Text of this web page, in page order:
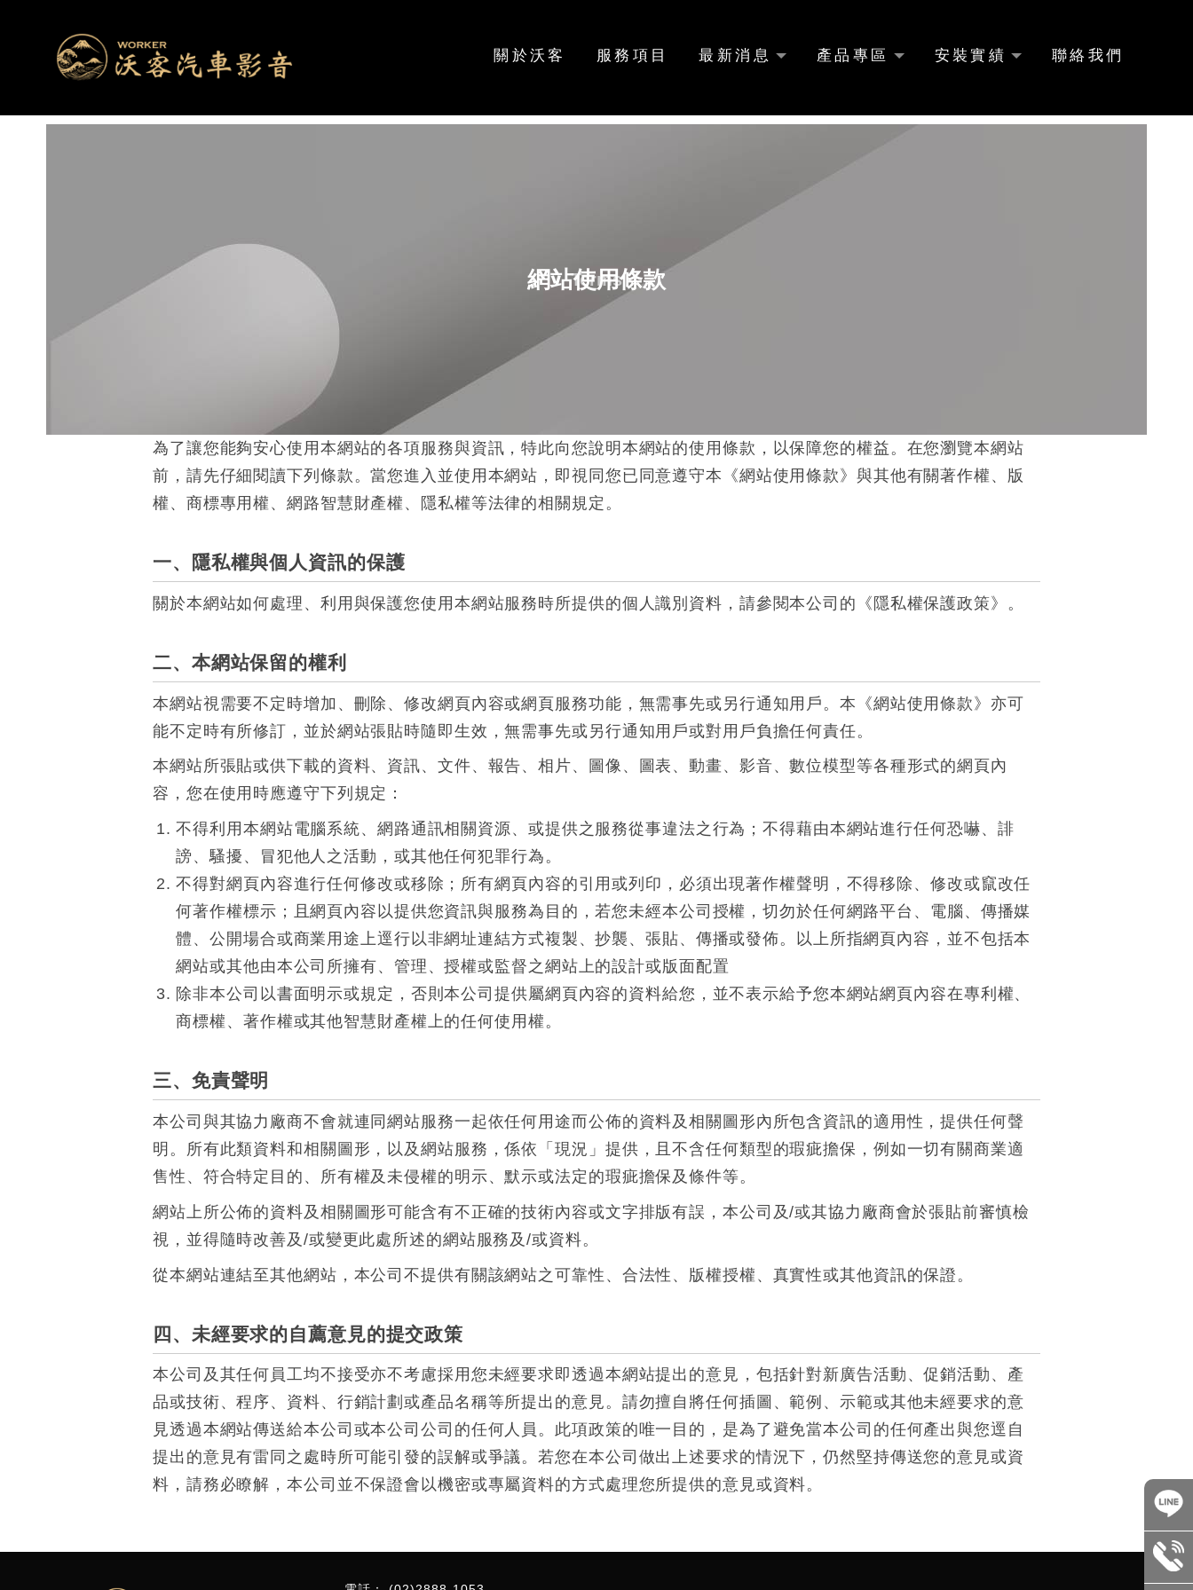
關於沃客 服務項目 最新消息 產品專區 安裝實績 聯絡我們
網站使用條款
Terms
為了讓您能夠安心使用本網站的各項服務與資訊，特此向您說明本網站的使用條款，以保障您的權益。在您瀏覽本網站
前，請先仔細閱讀下列條款。當您進入並使用本網站，即視同您已同意遵守本《網站使用條款》與其他有關著作權、版
權、商標專用權、網路智慧財產權、隱私權等法律的相關規定。
一、隱私權與個人資訊的保護
關於本網站如何處理、利用與保護您使用本網站服務時所提供的個人識別資料，請參閱本公司的《隱私權保護政策》。
二、本網站保留的權利
本網站視需要不定時增加、刪除、修改網頁內容或網頁服務功能，無需事先或另行通知用戶。本《網站使用條款》亦可
能不定時有所修訂，並於網站張貼時隨即生效，無需事先或另行通知用戶或對用戶負擔任何責任。
本網站所張貼或供下載的資料、資訊、文件、報告、相片、圖像、圖表、動畫、影音、數位模型等各種形式的網頁內
容，您在使用時應遵守下列規定：
不得利用本網站電腦系統、網路通訊相關資源、或提供之服務從事違法之行為；不得藉由本網站進行任何恐嚇、誹
謗、騷擾、冒犯他人之活動，或其他任何犯罪行為。
不得對網頁內容進行任何修改或移除；所有網頁內容的引用或列印，必須出現著作權聲明，不得移除、修改或竄改任
何著作權標示；且網頁內容以提供您資訊與服務為目的，若您未經本公司授權，切勿於任何網路平台、電腦、傳播媒
體、公開場合或商業用途上逕行以非網址連結方式複製、抄襲、張貼、傳播或發佈。以上所指網頁內容，並不包括本
網站或其他由本公司所擁有、管理、授權或監督之網站上的設計或版面配置
除非本公司以書面明示或規定，否則本公司提供屬網頁內容的資料給您，並不表示給予您本網站網頁內容在專利權、
商標權、著作權或其他智慧財產權上的任何使用權。
三、免責聲明
本公司與其協力廠商不會就連同網站服務一起依任何用途而公佈的資料及相關圖形內所包含資訊的適用性，提供任何聲
明。所有此類資料和相關圖形，以及網站服務，係依「現況」提供，且不含任何類型的瑕疵擔保，例如一切有關商業適
售性、符合特定目的、所有權及未侵權的明示、默示或法定的瑕疵擔保及條件等。
網站上所公佈的資料及相關圖形可能含有不正確的技術內容或文字排版有誤，本公司及/或其協力廠商會於張貼前審慎檢
視，並得隨時改善及/或變更此處所述的網站服務及/或資料。
從本網站連結至其他網站，本公司不提供有關該網站之可靠性、合法性、版權授權、真實性或其他資訊的保證。
四、未經要求的自薦意見的提交政策
本公司及其任何員工均不接受亦不考慮採用您未經要求即透過本網站提出的意見，包括針對新廣告活動、促銷活動、產
品或技術、程序、資料、行銷計劃或產品名稱等所提出的意見。請勿擅自將任何插圖、範例、示範或其他未經要求的意
見透過本網站傳送給本公司或本公司公司的任何人員。此項政策的唯一目的，是為了避免當本公司的任何產出與您逕自
提出的意見有雷同之處時所可能引發的誤解或爭議。若您在本公司做出上述要求的情況下，仍然堅持傳送您的意見或資
料，請務必瞭解，本公司並不保證會以機密或專屬資料的方式處理您所提供的意見或資料。